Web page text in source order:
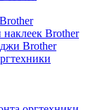
Brother
Brother